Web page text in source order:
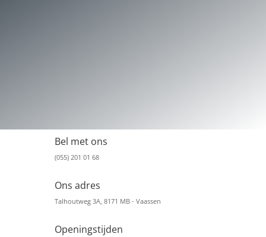
Bel met ons
(055) 201 01 68
Ons adres
Talhoutweg 3A, 8171 MB - Vaassen
Openingstijden